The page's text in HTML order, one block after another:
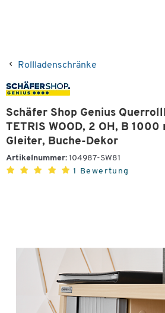
Rollladenschränke
Schäfer Shop Genius
TETRIS WOOD, 2 OH, B
Gleiter, Buche-Dekor
Artikelnummer: 104987-SW81
1 Bewertung